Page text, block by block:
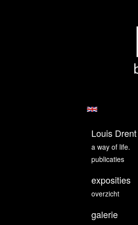
Louis Drent
a way of life.
publicaties
exposities
overzicht
galerie